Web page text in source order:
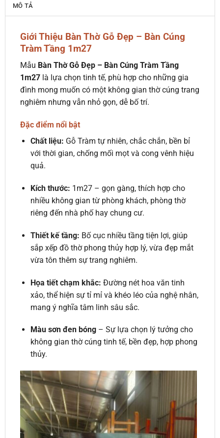
MÔ TẢ
Giới Thiệu Bàn Thờ Gỗ Đẹp – Bàn Cúng
Tràm Tầng 1m27
Mẫu Bàn Thờ Gỗ Đẹp – Bàn Cúng Tràm Tầng
1m27 là lựa chọn tinh tế, phù hợp cho những gia
đình mong muốn có một không gian thờ cúng trang
nghiêm nhưng vẫn nhỏ gọn, dễ bố trí.
Đặc điểm nổi bật
Chất liệu: Gỗ Tràm tự nhiên, chắc chắn, bền bỉ
với thời gian, chống mối mọt và cong vênh hiệu
quả.
Kích thước: 1m27 – gọn gàng, thích hợp cho
nhiều không gian từ phòng khách, phòng thờ
riêng đến nhà phố hay chung cư.
Thiết kế tầng: Bố cục nhiều tầng tiện lợi, giúp
sắp xếp đồ thờ phong thủy hợp lý, vừa đẹp mắt
vừa tôn thêm sự trang nghiêm.
Họa tiết chạm khắc: Đường nét hoa văn tinh
xảo, thể hiện sự tỉ mỉ và khéo léo của nghệ nhân,
mang ý nghĩa tâm linh sâu sắc.
Màu sơn đen bóng– Sự lựa chọn lý tưởng cho
không gian thờ cúng tinh tế, bền đẹp, hợp phong
thủy.